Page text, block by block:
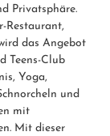
Privatsphäre.
Restaurant,
das Angebot
Teens-Club
Yoga,
und
mit
Mit dieser